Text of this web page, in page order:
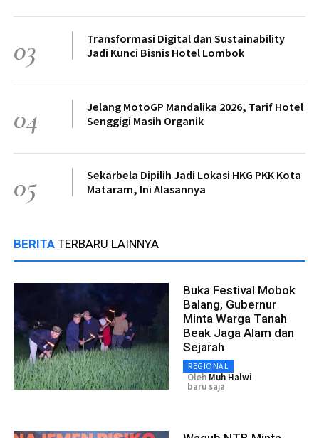
03
Transformasi Digital dan Sustainability
Jadi Kunci Bisnis Hotel Lombok
04
Jelang MotoGP Mandalika 2026, Tarif Hotel
Senggigi Masih Organik
05
Sekarbela Dipilih Jadi Lokasi HKG PKK Kota
Mataram, Ini Alasannya
BERITA TERBARU LAINNYA
Buka Festival Mobok
Balang, Gubernur
Minta Warga Tanah
Beak Jaga Alam dan
Sejarah
REGIONAL
Oleh Muh Halwi
baru saja